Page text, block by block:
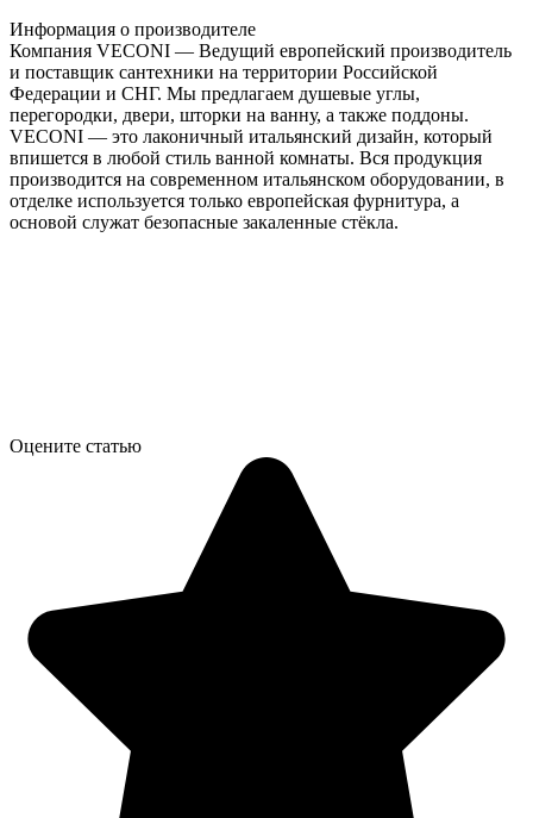
Информация о производителе
Компания VECONI — Ведущий европейский производитель
и поставщик сантехники на территории Российской
Федерации и СНГ. Мы предлагаем душевые углы,
перегородки, двери, шторки на ванну, а также поддоны.
VECONI — это лаконичный итальянский дизайн, который
впишется в любой стиль ванной комнаты. Вся продукция
производится на современном итальянском оборудовании, в
отделке используется только европейская фурнитура, а
основой служат безопасные закаленные стёкла.
Оцените статью